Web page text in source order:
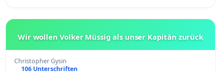
Wir wollen Volker Müssig als unser Kapitän zurück
Christopher Gysin
106 Unterschriften